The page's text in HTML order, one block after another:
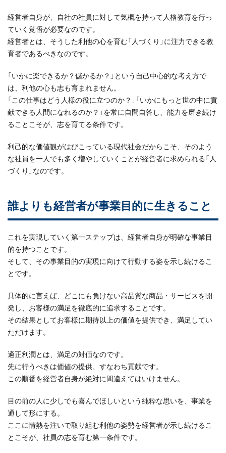
経営者自身が、自社の社員に対して気概を持って人格教育を行っ
ていく覚悟が必要なのです。
経営者とは、そうした利他の心を育む「人づくり」に注力できる教
育者であるべきなのです。
「いかに楽できるか？儲かるか？」という自己中心的な考え方で
は、利他の心も志も育まれません。
「この仕事はどう人様の役に立つのか？」「いかにもっと世の中に貢
献できる人間になれるのか？」を常に自問自答し、能力を磨き続け
ることこそが、志を育てる条件です。
利己的な価値観がはびこっている現代社会だからこそ、そのよう
な社員を一人でも多く増やしていくことが経営者に求められる「人
づくり」なのです。
誰よりも経営者が事業目的に生きること
これを実現していく第一ステップは、経営者自身が明確な事業目
的を持つことです。
そして、その事業目的の実現に向けて行動する姿を示し続けるこ
とです。
具体的に言えば、どこにも負けない高品質な商品・サービスを開
発し、お客様の満足を徹底的に追求することです。
その結果としてお客様に期待以上の価値を提供でき、満足してい
ただけます。
適正利潤とは、満足の対価なのです。
先に行うべきは価値の提供、すなわち貢献です。
この順番を経営者自身が絶対に間違えてはいけません。
目の前の人に少しでも喜んでほしいという純粋な思いを、事業を
通して形にする。
ここに情熱を注いで取り組む利他の姿勢を経営者が示し続けるこ
とこそが、社員の志を育む第一条件です。